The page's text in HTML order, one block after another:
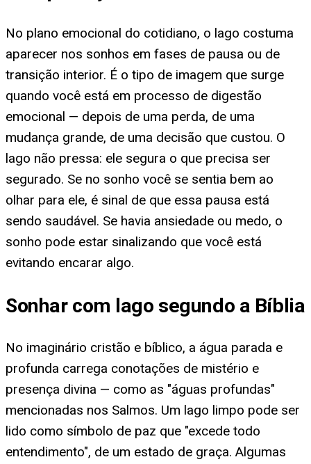
No plano emocional do cotidiano, o lago costuma
aparecer nos sonhos em fases de pausa ou de
transição interior. É o tipo de imagem que surge
quando você está em processo de digestão
emocional — depois de uma perda, de uma
mudança grande, de uma decisão que custou. O
lago não pressa: ele segura o que precisa ser
segurado. Se no sonho você se sentia bem ao
olhar para ele, é sinal de que essa pausa está
sendo saudável. Se havia ansiedade ou medo, o
sonho pode estar sinalizando que você está
evitando encarar algo.
Sonhar com lago segundo a Bíblia
No imaginário cristão e bíblico, a água parada e
profunda carrega conotações de mistério e
presença divina — como as "águas profundas"
mencionadas nos Salmos. Um lago limpo pode ser
lido como símbolo de paz que "excede todo
entendimento", de um estado de graça. Algumas